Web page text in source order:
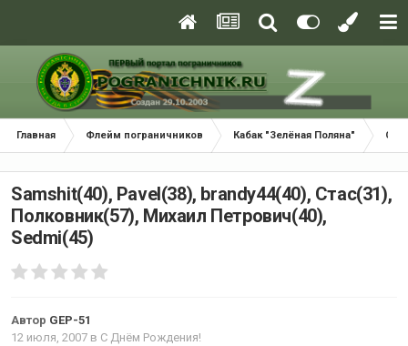
Главная Флейм пограничников Кабак "Зелёная Поляна" С
Samshit(40), Pavel(38), brandy44(40), Стас(31),
Полковник(57), Михаил Петрович(40),
Sedmi(45)
Автор GEP-51
12 июля, 2007 в С Днём Рождения!